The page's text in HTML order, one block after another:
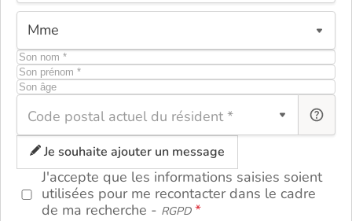
Code postal actuel du résident *
Je souhaite ajouter un message
J'accepte que les informations saisies soient
utilisées pour me recontacter dans le cadre
de ma recherche - RGPD
ou